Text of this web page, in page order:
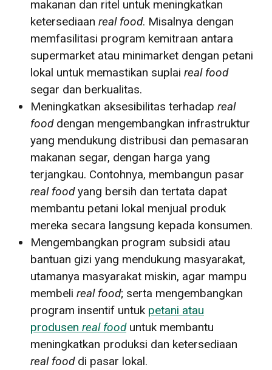
makanan dan ritel untuk meningkatkan
ketersediaan real food. Misalnya dengan
memfasilitasi program kemitraan antara
supermarket atau minimarket dengan petani
lokal untuk memastikan suplai real food
segar dan berkualitas.
Meningkatkan aksesibilitas terhadap real
fooddengan mengembangkan infrastruktur
yang mendukung distribusi dan pemasaran
makanan segar, dengan harga yang
terjangkau. Contohnya, membangun pasar
real foodyang bersih dan tertata dapat
membantu petani lokal menjual produk
mereka secara langsung kepada konsumen.
Mengembangkan program subsidi atau
bantuan gizi yang mendukung masyarakat,
utamanya masyarakat miskin, agar mampu
membeli real food; serta mengembangkan
program insentif untuk petani atau
produsen real fooduntuk membantu
meningkatkan produksi dan ketersediaan
real fooddi pasar lokal.